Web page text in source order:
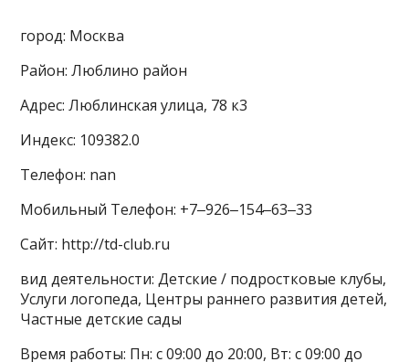
город: Москва
Район: Люблино район
Адрес: Люблинская улица, 78 к3
Индекс: 109382.0
Телефон: nan
Мобильный Телефон: +7‒926‒154‒63‒33
Сайт: http://td-club.ru
вид деятельности: Детские / подростковые клубы,
Услуги логопеда, Центры раннего развития детей,
Частные детские сады
Время работы: Пн: с 09:00 до 20:00, Вт: с 09:00 до